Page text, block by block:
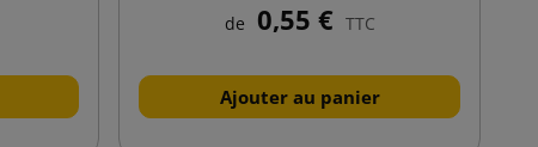
de 0,55 € TTC
Ajouter au panier